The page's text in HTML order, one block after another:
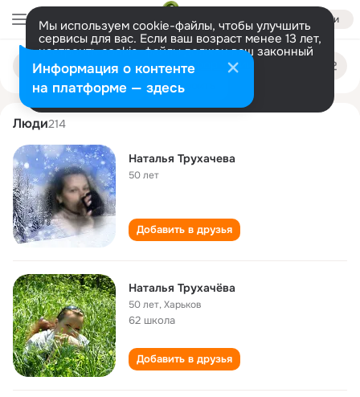
Войти
Мы используем cookie-файлы, чтобы улучшить
сервисы для вас. Если ваш возраст менее 13 лет,
настроить cookie-файлы должен ваш законный
представитель. Больше информации
Разрешить все Настроить
Поиск
людям
natalya trukhacheva
Люди214
Наталья Трухачева
50 лет
Добавить в друзья
Наталья Трухачёва
50 лет,Харьков
62 школа
Добавить в друзья
Информация о контенте
на платформе — здесь